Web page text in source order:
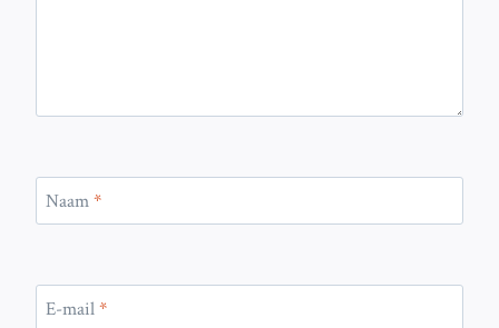
Naam*
E-mail*